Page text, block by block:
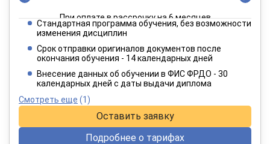
При оплате в рассрочку на 6 месяцев
2 749 руб.
При оплате в рассрочку на 12 месяцев
Стандартная программа обучения, без возможности
изменения дисциплин
Срок отправки оригиналов документов после
окончания обучения - 14 календарных дней
Внесение данных об обучении в ФИС ФРДО - 30
календарных дней с даты выдачи диплома
Смотреть еще (1)
Оставить заявку
Подробнее о тарифах